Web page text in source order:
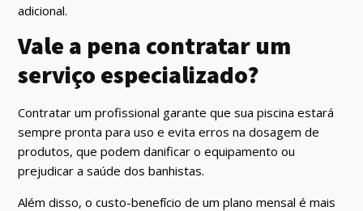
adicional.
Vale a pena contratar um
serviço especializado?
Contratar um profissional garante que sua piscina estará
sempre pronta para uso e evita erros na dosagem de
produtos, que podem danificar o equipamento ou
prejudicar a saúde dos banhistas.
Além disso, o custo-benefício de um plano mensal é mais